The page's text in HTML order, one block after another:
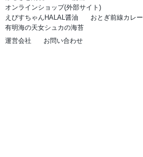
オンラインショップ(外部サイト)
えびすちゃんHALAL醤油
おとぎ前線カレー
有明海の天女シュカの海苔
運営会社
お問い合わせ